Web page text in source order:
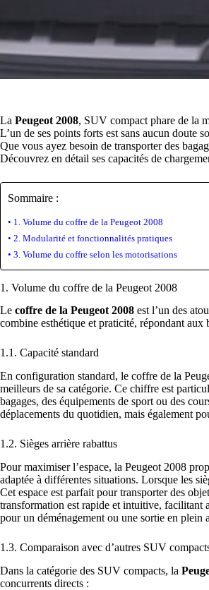
La Peugeot 2008, SUV compact phare de la
L’un de ses points forts est sans aucun doute
Que vous ayez besoin de transporter des
Découvrez en détail ses capacités de
Sommaire :
1. Volume du coffre de la Peugeot 2008
2. Modularité et fonctionnalités pratiques
3. Volume du coffre selon les motorisations
1. Volume du coffre de la Peugeot 2008
Le coffre de la Peugeot 2008 est l’un des
combine esthétique et praticité, répondant aux
1.1. Capacité standard
En configuration standard, le coffre de la
meilleurs de sa catégorie. Ce chiffre est
bagages, des équipements de sport ou des
déplacements du quotidien, mais également
1.2. Sièges arrière rabattus
Pour maximiser l’espace, la Peugeot 2008
adaptée à différentes situations. Lorsque les
Cet espace est parfait pour transporter des
transformation est rapide et intuitive, facilitant
pour un déménagement ou une sortie en plein
1.3. Comparaison avec d’autres SUV
Dans la catégorie des SUV compacts, la
concurrents directs :